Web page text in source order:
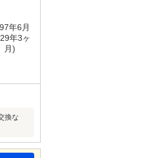
年6月
年3ヶ
月)
換な